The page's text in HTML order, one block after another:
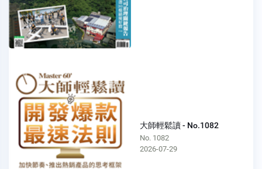
大師輕鬆讀 - No.1082
No. 1082
2026-07-29